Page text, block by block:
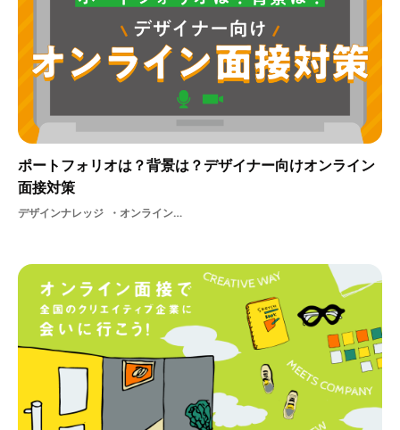
ポートフォリオは？背景は？デザイナー向けオンライン
面接対策
デザインナレッジ オンライン面接ヒントポートフォリオプレゼン